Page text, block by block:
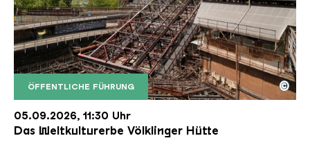
ÖFFENTLICHE FÜHRUNG
Der Erzschrägaufzug der Völklinger Hütte mit
Copyright: Weltkulturerbe Völklinger Hütte | Karl
©
05.09.2026, 11:30 Uhr
Das Weltkulturerbe Völklinger Hütte